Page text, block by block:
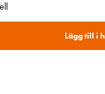
Lägg till i